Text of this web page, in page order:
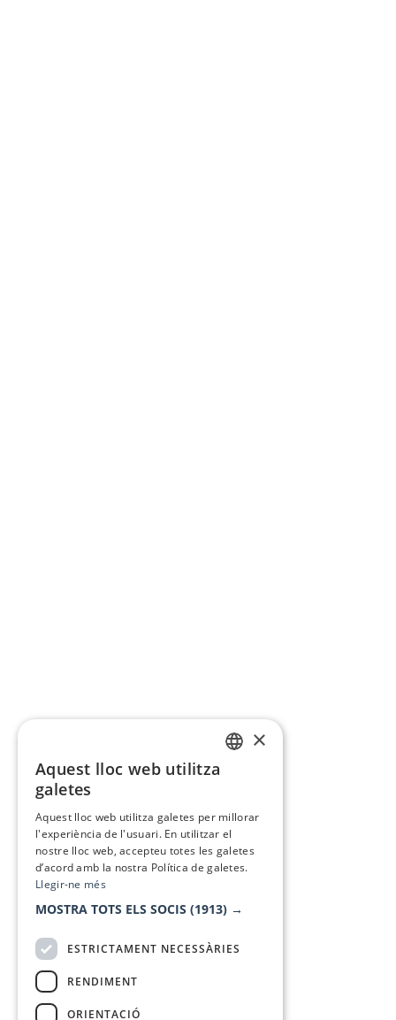
×
Aquest lloc web utilitza
galetes
Aquest lloc web utilitza galetes per millorar
l'experiència de l'usuari. En utilitzar el
nostre lloc web, accepteu totes les galetes
d’acord amb la nostra Política de galetes.
Llegir-ne més
MOSTRA TOTS ELS SOCIS (1913) →
ESTRICTAMENT NECESSÀRIES
RENDIMENT
ORIENTACIÓ